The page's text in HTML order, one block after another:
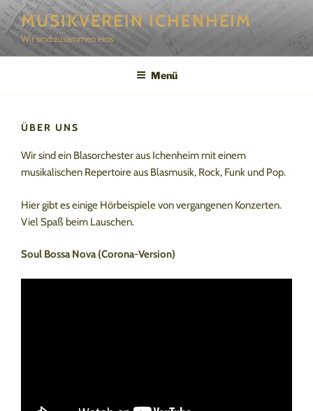
Zum
Inhalt
springen
MUSIKVEREIN ICHENHEIM
Wir sind zusammen eins
Menü
ÜBER UNS
Wir sind ein Blasorchester aus Ichenheim mit einem
musikalischen Repertoire aus Blasmusik, Rock, Funk und Pop.
Hier gibt es einige Hörbeispiele von vergangenen Konzerten.
Viel Spaß beim Lauschen.
Soul Bossa Nova (Corona-Version)